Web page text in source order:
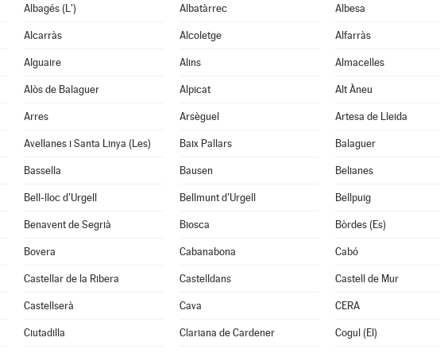
Albagés (L') Albatàrrec Albesa
Alcarràs Alcoletge Alfarràs
Alguaire Alins Almacelles
Alòs de Balaguer Alpicat Alt Àneu
Arres Arsèguel Artesa de Lleida
Avellanes i Santa Linya (Les) Baix Pallars Balaguer
Bassella Bausen Belianes
Bell-lloc d'Urgell Bellmunt d'Urgell Bellpuig
Benavent de Segrià Biosca Bòrdes (Es)
Bovera Cabanabona Cabó
Castellar de la Ribera Castelldans Castell de Mur
Castellserà Cava CERA
Ciutadilla Clariana de Cardener Cogul (El)